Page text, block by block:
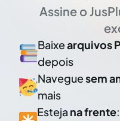
Assine o
Baixearquivos
depois
Naveguesem
mais
Esteja na frente